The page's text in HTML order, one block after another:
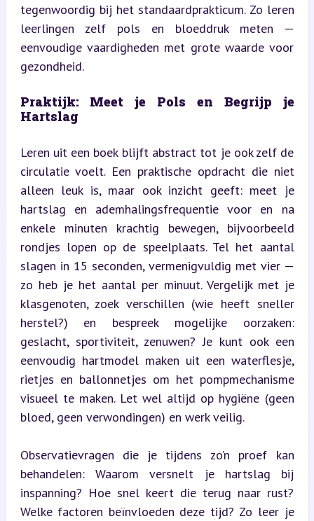
tegenwoordig bij het standaardprakticum. Zo leren
leerlingen zelf pols en bloeddruk meten —
eenvoudige vaardigheden met grote waarde voor
gezondheid.
Praktijk: Meet je Pols en Begrijp je
Hartslag
Leren uit een boek blijft abstract tot je ook zelf de
circulatie voelt. Een praktische opdracht die niet
alleen leuk is, maar ook inzicht geeft: meet je
hartslag en ademhalingsfrequentie voor en na
enkele minuten krachtig bewegen, bijvoorbeeld
rondjes lopen op de speelplaats. Tel het aantal
slagen in 15 seconden, vermenigvuldig met vier —
zo heb je het aantal per minuut. Vergelijk met je
klasgenoten, zoek verschillen (wie heeft sneller
herstel?) en bespreek mogelijke oorzaken:
geslacht, sportiviteit, zenuwen? Je kunt ook een
eenvoudig hartmodel maken uit een waterflesje,
rietjes en ballonnetjes om het pompmechanisme
visueel te maken. Let wel altijd op hygiëne (geen
bloed, geen verwondingen) en werk veilig.
Observatievragen die je tijdens zo’n proef kan
behandelen: Waarom versnelt je hartslag bij
inspanning? Hoe snel keert die terug naar rust?
Welke factoren beïnvloeden deze tijd? Zo leer je